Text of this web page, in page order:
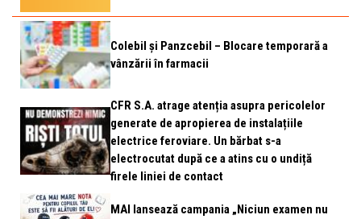
Colebil și Panzcebil – Blocare temporară a
vânzării în farmacii
CFR S.A. atrage atenția asupra pericolelor
generate de apropierea de instalațiile
electrice feroviare. Un bărbat s-a
electrocutat după ce a atins cu o undiță
firele liniei de contact
MAI lansează campania „Niciun examen nu